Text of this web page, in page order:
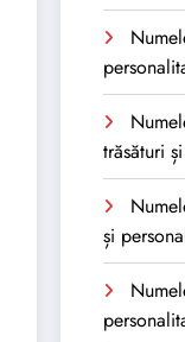
trăsături
și